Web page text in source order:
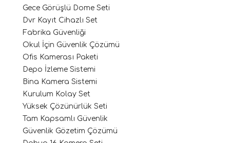
Gece Görüşlü Dome Seti
Dvr Kayıt Cihazlı Set
Fabrika Güvenliği
Okul İçin Güvenlik Çözümü
Ofis Kamerası Paketi
Depo İzleme Sistemi
Bina Kamera Sistemi
Kurulum Kolay Set
Yüksek Çözünürlük Seti
Tam Kapsamlı Güvenlik
Güvenlik Gözetim Çözümü